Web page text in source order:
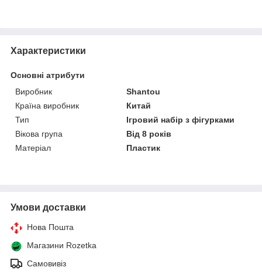
Характеристики
Основні атрибути
Виробник
Shantou
Країна виробник
Китай
Тип
Ігровий набір з фігурками
Вікова група
Від 8 років
Матеріал
Пластик
Умови доставки
Нова Пошта
Магазини Rozetka
Самовивіз